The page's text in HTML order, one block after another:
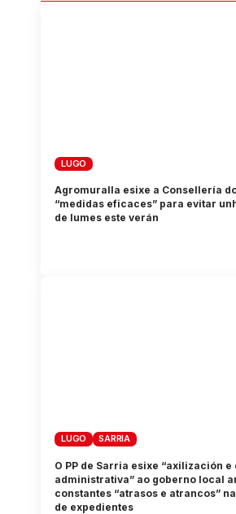
LUGO
Agromuralla esixe a Consellería
“medidas eficaces” para evitar
de lumes este verán
LUGO SARRIA
O PP de Sarria esixe “axilización
administrativa” ao goberno local
constantes “atrasos e atrancos”
de expedientes